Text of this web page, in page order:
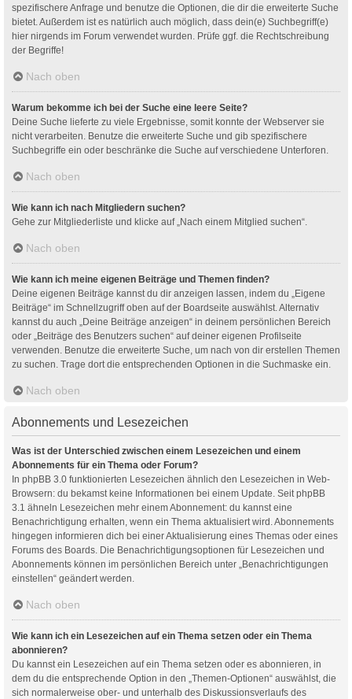
spezifischere Anfrage und benutze die Optionen, die dir die erweiterte Suche
bietet. Außerdem ist es natürlich auch möglich, dass dein(e) Suchbegriff(e)
hier nirgends im Forum verwendet wurden. Prüfe ggf. die Rechtschreibung
der Begriffe!
Nach oben
Warum bekomme ich bei der Suche eine leere Seite?
Deine Suche lieferte zu viele Ergebnisse, somit konnte der Webserver sie
nicht verarbeiten. Benutze die erweiterte Suche und gib spezifischere
Suchbegriffe ein oder beschränke die Suche auf verschiedene Unterforen.
Nach oben
Wie kann ich nach Mitgliedern suchen?
Gehe zur Mitgliederliste und klicke auf „Nach einem Mitglied suchen“.
Nach oben
Wie kann ich meine eigenen Beiträge und Themen finden?
Deine eigenen Beiträge kannst du dir anzeigen lassen, indem du „Eigene
Beiträge“ im Schnellzugriff oben auf der Boardseite auswählst. Alternativ
kannst du auch „Deine Beiträge anzeigen“ in deinem persönlichen Bereich
oder „Beiträge des Benutzers suchen“ auf deiner eigenen Profilseite
verwenden. Benutze die erweiterte Suche, um nach von dir erstellen Themen
zu suchen. Trage dort die entsprechenden Optionen in die Suchmaske ein.
Nach oben
Abonnements und Lesezeichen
Was ist der Unterschied zwischen einem Lesezeichen und einem
Abonnements für ein Thema oder Forum?
In phpBB 3.0 funktionierten Lesezeichen ähnlich den Lesezeichen in Web-
Browsern: du bekamst keine Informationen bei einem Update. Seit phpBB
3.1 ähneln Lesezeichen mehr einem Abonnement: du kannst eine
Benachrichtigung erhalten, wenn ein Thema aktualisiert wird. Abonnements
hingegen informieren dich bei einer Aktualisierung eines Themas oder eines
Forums des Boards. Die Benachrichtigungsoptionen für Lesezeichen und
Abonnements können im persönlichen Bereich unter „Benachrichtigungen
einstellen“ geändert werden.
Nach oben
Wie kann ich ein Lesezeichen auf ein Thema setzen oder ein Thema
abonnieren?
Du kannst ein Lesezeichen auf ein Thema setzen oder es abonnieren, in
dem du die entsprechende Option in den „Themen-Optionen“ auswählst, die
sich normalerweise ober- und unterhalb des Diskussionsverlaufs des